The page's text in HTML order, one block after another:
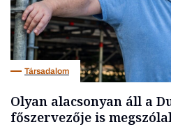
Társadalom
Olyan alacsonyan áll a
főszervezője is